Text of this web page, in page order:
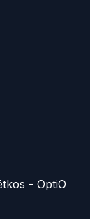
- OptiO